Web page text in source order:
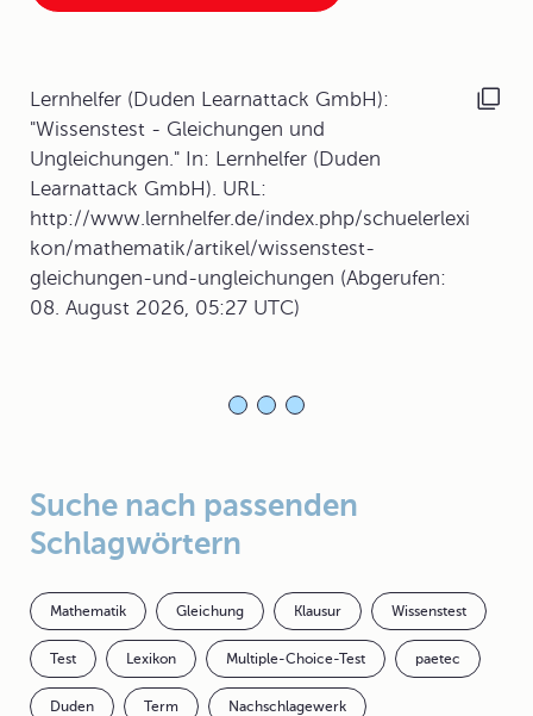
Lernhelfer (Duden Learnattack GmbH):
"Wissenstest - Gleichungen und
Ungleichungen." In: Lernhelfer (Duden
Learnattack GmbH). URL:
http://www.lernhelfer.de/index.php/schuelerlexi
kon/mathematik/artikel/wissenstest-
gleichungen-und-ungleichungen (Abgerufen:
08. August 2026, 05:27 UTC)
Suche nach passenden
Schlagwörtern
Mathematik Gleichung Klausur Wissenstest
Test Lexikon Multiple-Choice-Test paetec
Duden Term Nachschlagewerk